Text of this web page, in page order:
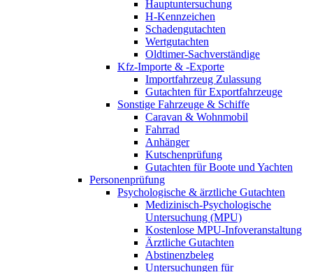
Hauptuntersuchung
H-Kennzeichen
Schadengutachten
Wertgutachten
Oldtimer-Sachverständige
Kfz-Importe & -Exporte
Importfahrzeug Zulassung
Gutachten für Exportfahrzeuge
Sonstige Fahrzeuge & Schiffe
Caravan & Wohnmobil
Fahrrad
Anhänger
Kutschenprüfung
Gutachten für Boote und Yachten
Personenprüfung
Psychologische & ärztliche Gutachten
Medizinisch-Psychologische
Untersuchung (MPU)
Kostenlose MPU-Infoveranstaltung
Ärztliche Gutachten
Abstinenzbeleg
Untersuchungen für